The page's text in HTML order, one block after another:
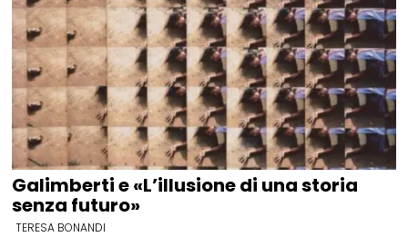
Galimberti e «L’illusione di una storia
senza futuro»
TERESA BONANDI